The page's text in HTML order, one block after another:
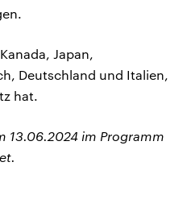
Japan,
Deutschland und Italien,
hat.
13.06.2024 im Programm